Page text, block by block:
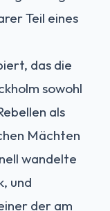
Teil eines
das die
sowohl
als
Mächten
wandelte
und
der am